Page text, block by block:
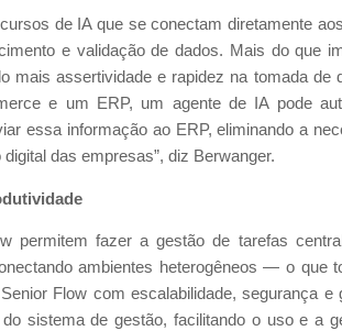
de IA que se conectam diretamente
e validação de dados. Mais do que
mais assertividade e rapidez na tomada
e um ERP, um agente de IA pode
essa informação ao ERP, eliminando a
das empresas”, diz Berwanger.
permitem fazer a gestão de tarefas
ambientes heterogêneos — o
Flow com escalabilidade, segurança
sistema de gestão, facilitando o uso e a